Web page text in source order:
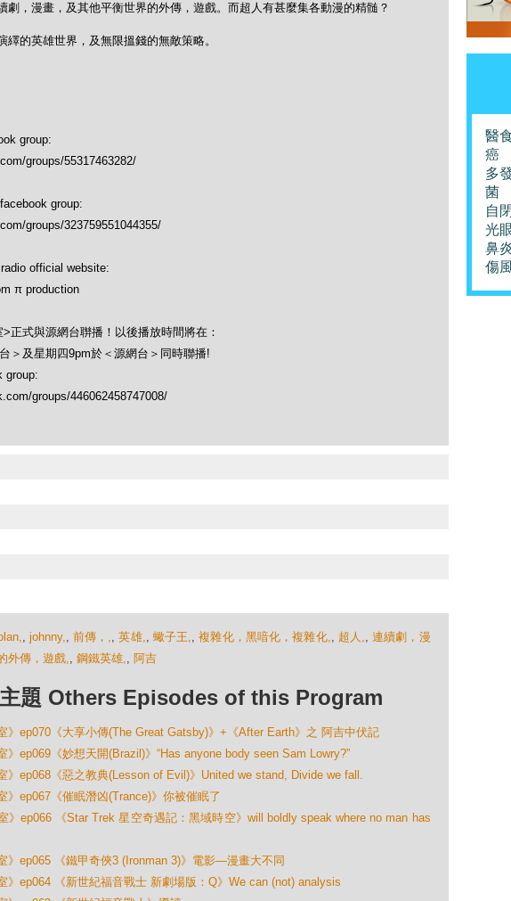
劇，漫畫，及其他平衡世界的外傳，遊戲。而超人有甚麼集各動漫的精髄？
繹的英雄世界，及無限搵錢的無敵策略。
group:
groups/55317463282/
group:
groups/323759551044355/
official website:
π production
正式與源網台聨播！以後播放時間將在：
＞及星期四9pm於＜源網台＞同時聯播!
group:
groups/446062458747008/
, johnny,, 前傳，,,英雄,, 蠍子王,,複雜化，黑喑化，複雜化,, 超人,,連續劇，漫
外傳，遊戲,, 鋼鐵英雄,, 阿吉
題 Others Episodes of this Program
》ep070《大享小傳(The Great Gatsby)》+《After Earth》之 阿吉中伏記
》ep069《妙想天開(Brazil)》“Has anyone body seen Sam Lowry?”
》ep068《惡之教典(Lesson of Evil)》United we stand, Divide we fall.
》ep067《催眠潛凶(Trance)》你被催眠了
》ep066 《Star Trek 星空奇遇記：黑域時空》will boldly speak where no man has
》ep065 《鐵甲奇俠3 (Ironman 3)》電影—漫畫大不同
》ep064 《新世紀福音戰士 新劇場版：Q》We can (not) analysis
醫
癌
多
菌
自
光
鼻
傷